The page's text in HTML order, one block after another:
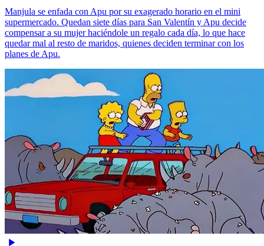
Manjula se enfada con Apu por su exagerado horario en el mini
supermercado. Quedan siete días para San Valentín y Apu decide
compensar a su mujer haciéndole un regalo cada día, lo que hace
quedar mal al resto de maridos, quienes deciden terminar con los
planes de Apu.